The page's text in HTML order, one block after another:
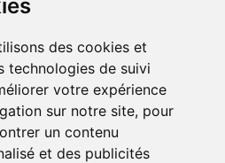
des cookies et
technologies de suivi
votre expérience
sur notre site, pour
un contenu
et des publicités